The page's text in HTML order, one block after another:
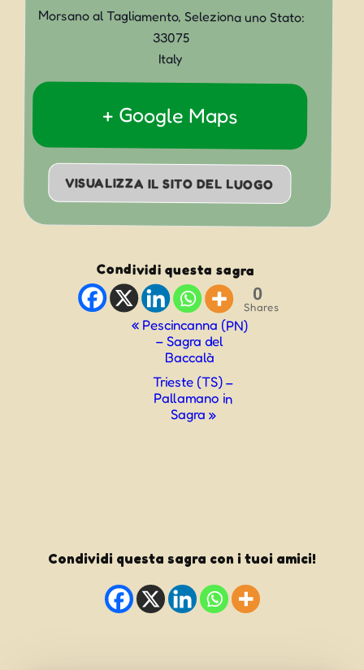
Morsano al Tagliamento, Seleziona uno Stato:
33075
Italy
+ Google Maps
VISUALIZZA IL SITO DEL LUOGO
Condividi questa sagra
0
Shares
«Pescincanna (PN)
– Sagra del
Baccalà
Trieste (TS) –
Pallamano in
Sagra »
Condividi questa sagra con i tuoi amici!